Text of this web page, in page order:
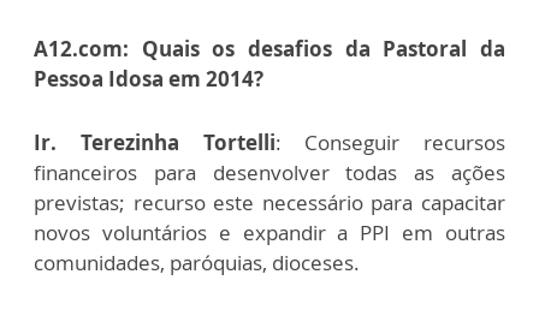
A12.com: Quais os desafios da Pastoral da
Pessoa Idosa em 2014?
Ir. Terezinha Tortelli: Conseguir recursos
financeiros para desenvolver todas as ações
previstas; recurso este necessário para capacitar
novos voluntários e expandir a PPI em outras
comunidades, paróquias, dioceses.